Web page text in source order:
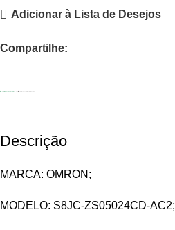
Adicionar à Lista de Desejos
Compartilhe:
Descrição
MARCA: OMRON;
MODELO: S8JC-ZS05024CD-AC2;